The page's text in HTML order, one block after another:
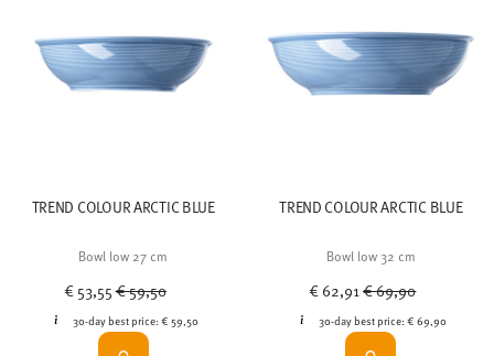
TREND COLOUR ARCTIC BLUE
Bowl low 27 cm
€ 53,55Price reduced from
€ 59,50
30-day best price: € 59,50
TREND COLOUR ARCTIC BLUE
Bowl low 32 cm
€ 62,91Price reduced from
€ 69,90
30-day best price:€ 69,90